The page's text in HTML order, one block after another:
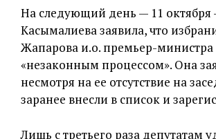
На следующий день — 11 октября
Касымалиева заявила, что
Жапарова и.о. премьер-министра
«незаконным процессом». Она
несмотря на ее отсутствие на
заранее внесли в список и
Лишь с третьего раза депутатам